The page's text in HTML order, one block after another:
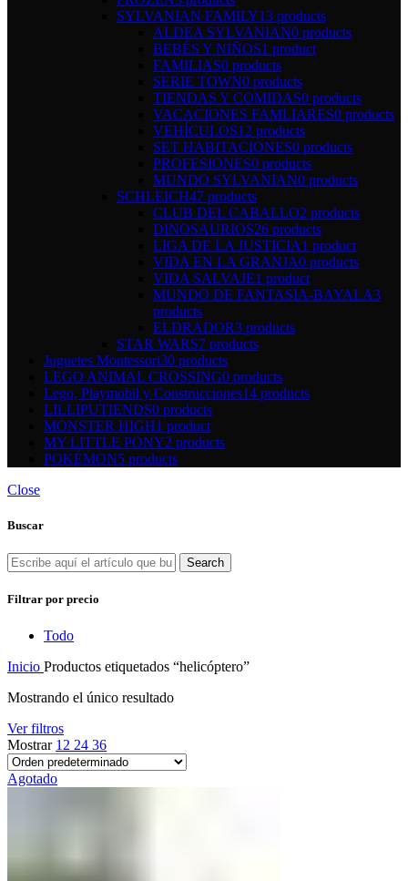
SYLVANIAN FAMILY13 products
ALDEA SYLVANIAN0 products
BEBÉS Y NIÑOS1 product
FAMILIAS0 products
SERIE TOWN0 products
TIENDAS Y COMIDAS0 products
VACACIONES FAMLIARES0 products
VEHÍCULOS12 products
SET HABITACIONES0 products
PROFESIONES0 products
MUNDO SYLVANIAN0 products
SCHLEICH47 products
CLUB DEL CABALLO2 products
DINOSAURIOS26 products
LIGA DE LA JUSTICIA1 product
VIDA EN LA GRANJA0 products
VIDA SALVAJE1 product
MUNDO DE FANTASIA-BAYALA3
products
ELDRADOR3 products
STAR WARS7 products
Juguetes Montessori30 products
LEGO ANIMAL CROSSING0 products
Lego, Playmobil y Construcciones14 products
LILLIPUTIENDS0 products
MONSTER HIGH1 product
MY LITTLE PONY2 products
POKÉMON5 products
Close
Buscar
Search
Filtrar por precio
Todo
Inicio Productos etiquetados “helicóptero”
Mostrando el único resultado
Ver filtros
Mostrar 12 24 36
Agotado